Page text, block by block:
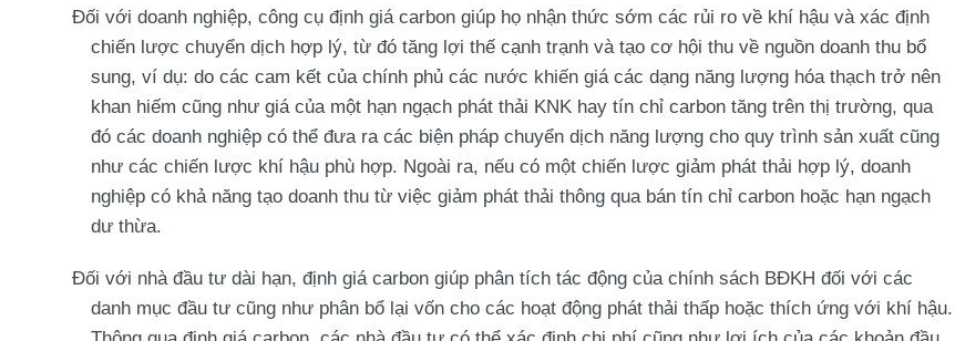
Đối với doanh nghiệp, công cụ định giá carbon giúp họ nhận thức sớm các rủi ro về khí hậu và xác định
chiến lược chuyển dịch hợp lý, từ đó tăng lợi thế cạnh trạnh và tạo cơ hội thu về nguồn doanh thu bổ
sung, ví dụ: do các cam kết của chính phủ các nước khiến giá các dạng năng lượng hóa thạch trở nên
khan hiếm cũng như giá của một hạn ngạch phát thải KNK hay tín chỉ carbon tăng trên thị trường, qua
đó các doanh nghiệp có thể đưa ra các biện pháp chuyển dịch năng lượng cho quy trình sản xuất cũng
như các chiến lược khí hậu phù hợp. Ngoài ra, nếu có một chiến lược giảm phát thải hợp lý, doanh
nghiệp có khả năng tạo doanh thu từ việc giảm phát thải thông qua bán tín chỉ carbon hoặc hạn ngạch
dư thừa.
Đối với nhà đầu tư dài hạn, định giá carbon giúp phân tích tác động của chính sách BĐKH đối với các
danh mục đầu tư cũng như phân bổ lại vốn cho các hoạt động phát thải thấp hoặc thích ứng với khí hậu.